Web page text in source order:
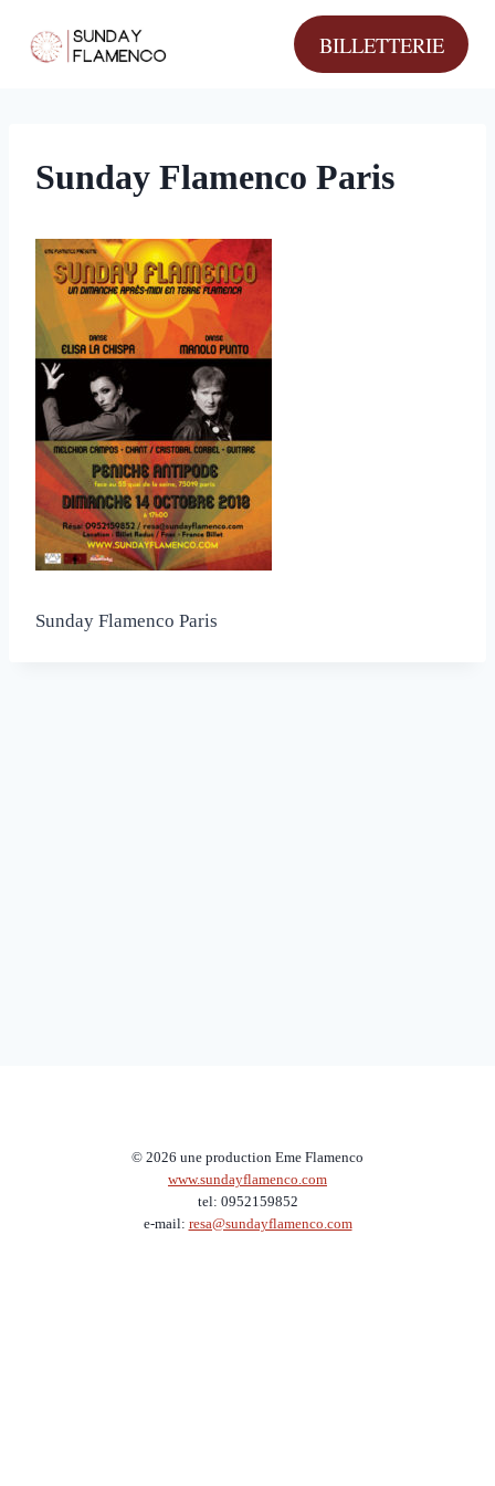
BILLETTERIE
Sunday Flamenco Paris
Sunday Flamenco Paris
© 2026 une production Eme Flamenco
www.sundayflamenco.com
tel: 0952159852
e-mail: resa@sundayflamenco.com